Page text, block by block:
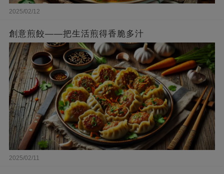
2025/02/12
創意煎餃——把生活煎得香脆多汁
2025/02/11